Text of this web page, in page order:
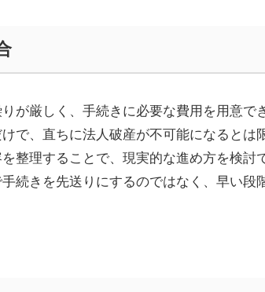
が厳しく、手続きに必要な費用を用意で
で、直ちに法人破産が不可能になるとは
整理することで、現実的な進め方を検討
続きを先送りにするのではなく、早い